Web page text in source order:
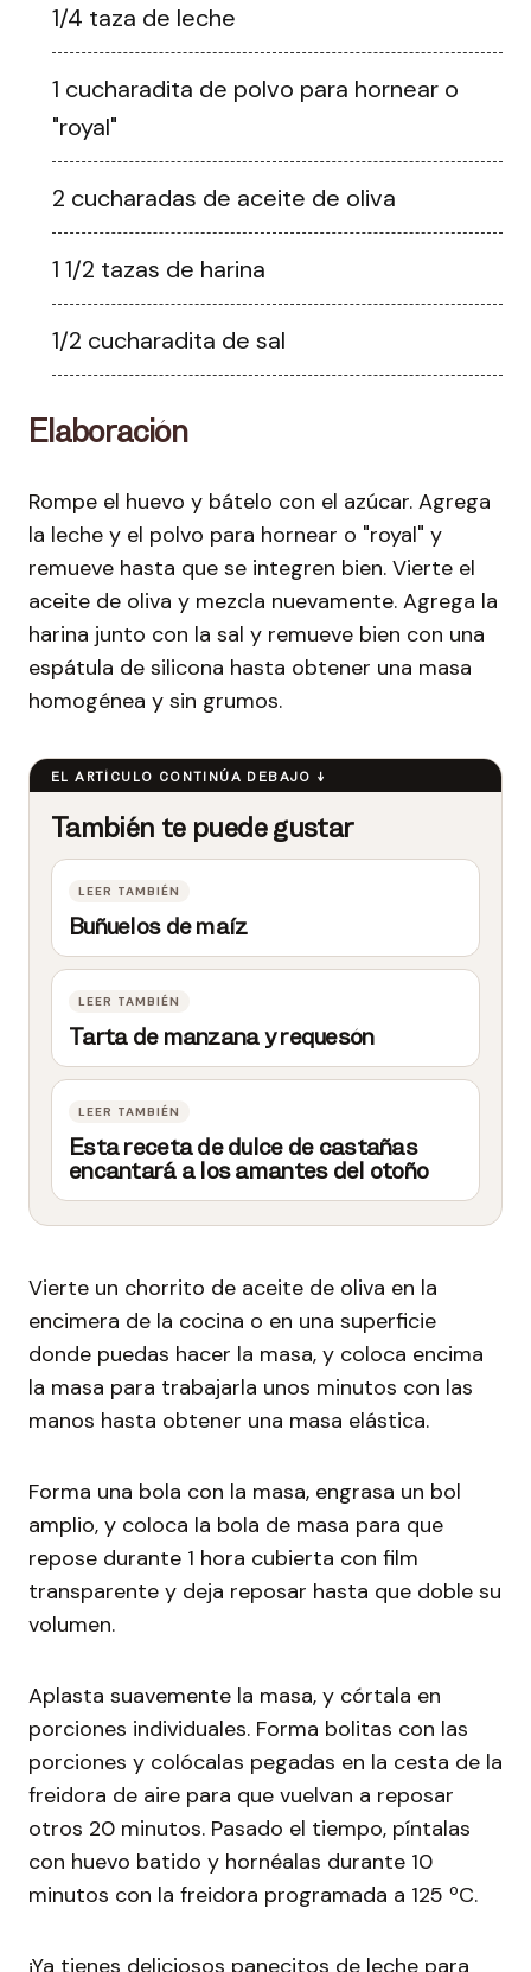
1/4 taza de leche
1 cucharadita de polvo para hornear o
"royal"
2 cucharadas de aceite de oliva
1 1/2 tazas de harina
1/2 cucharadita de sal
Elaboración
Rompe el huevo y bátelo con el azúcar. Agrega
la leche y el polvo para hornear o "royal" y
remueve hasta que se integren bien. Vierte el
aceite de oliva y mezcla nuevamente. Agrega la
harina junto con la sal y remueve bien con una
espátula de silicona hasta obtener una masa
homogénea y sin grumos.
Buñuelos de maíz
Tarta de manzana y requesón
Esta receta de dulce de castañas
encantará a los amantes del otoño
Vierte un chorrito de aceite de oliva en la
encimera de la cocina o en una superficie
donde puedas hacer la masa, y coloca encima
la masa para trabajarla unos minutos con las
manos hasta obtener una masa elástica.
Forma una bola con la masa, engrasa un bol
amplio, y coloca la bola de masa para que
repose durante 1 hora cubierta con film
transparente y deja reposar hasta que doble su
volumen.
Aplasta suavemente la masa, y córtala en
porciones individuales. Forma bolitas con las
porciones y colócalas pegadas en la cesta de la
freidora de aire para que vuelvan a reposar
otros 20 minutos. Pasado el tiempo, píntalas
con huevo batido y hornéalas durante 10
minutos con la freidora programada a 125 ºC.
¡Ya tienes deliciosos panecitos de leche para